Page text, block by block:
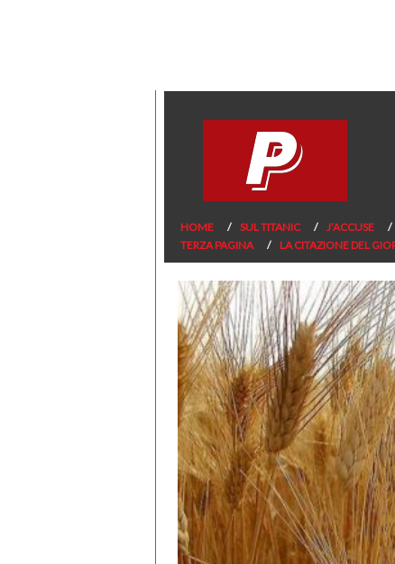
HOME SUL TITANIC J’ACCUSE
TERZA PAGINA
LA CITAZIONE DEL